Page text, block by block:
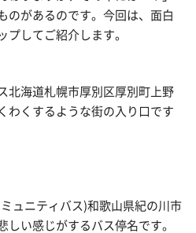
のがあるのです。今回は、面白
プしてご紹介します。
北海道札幌市厚別区厚別町上野
わくするような街の入り口です
ュニティバス)和歌山県紀の川市
しい感じがするバス停名です。